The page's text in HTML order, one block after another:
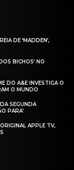
DE ‘MADDEN’,
BICHOS’ NO
DO A&E INVESTIGA O
O MUNDO
SEGUNDA
PARA’
APPLE TV,